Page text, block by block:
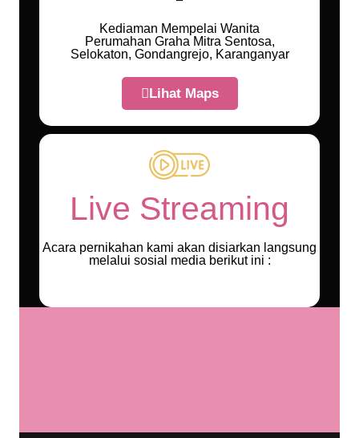
Kediaman Mempelai Wanita
Perumahan Graha Mitra Sentosa,
Selokaton, Gondangrejo, Karanganyar
Lihat Maps
Live Streaming
Acara pernikahan kami akan disiarkan langsung
melalui sosial media berikut ini :